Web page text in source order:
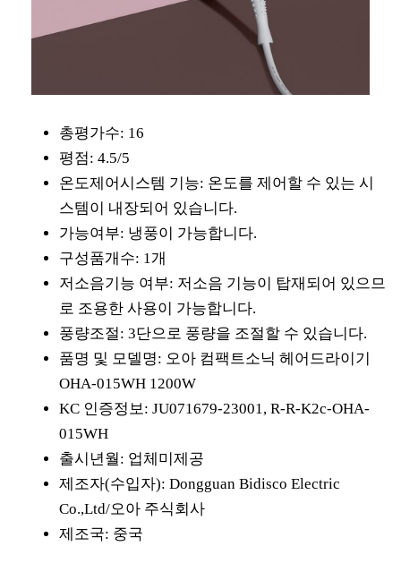
총평가수: 16
평점: 4.5/5
온도제어시스템 기능: 온도를 제어할 수 있는 시
스템이 내장되어 있습니다.
가능여부: 냉풍이 가능합니다.
구성품개수: 1개
저소음기능 여부: 저소음 기능이 탑재되어 있으므
로 조용한 사용이 가능합니다.
풍량조절: 3단으로 풍량을 조절할 수 있습니다.
품명 및 모델명: 오아 컴팩트소닉 헤어드라이기
OHA-015WH 1200W
KC 인증정보: JU071679-23001, R-R-K2c-OHA-
015WH
출시년월: 업체미제공
제조자(수입자): Dongguan Bidisco Electric
Co.,Ltd/오아 주식회사
제조국: 중국